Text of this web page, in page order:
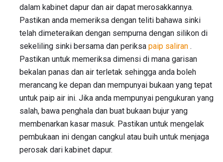
dalam kabinet dapur dan air dapat merosakkannya.
Pastikan anda memeriksa dengan teliti bahawa sinki
telah dimeteraikan dengan sempurna dengan silikon di
sekeliling sinki bersama dan periksa paip saliran .
Pastikan untuk memeriksa dimensi di mana garisan
bekalan panas dan air terletak sehingga anda boleh
merancang ke depan dan mempunyai bukaan yang tepat
untuk paip air ini. Jika anda mempunyai pengukuran yang
salah, bawa penghala dan buat bukaan bujur yang
membenarkan kasar masuk. Pastikan untuk mengelak
pembukaan ini dengan cangkul atau buih untuk menjaga
perosak dari kabinet dapur.